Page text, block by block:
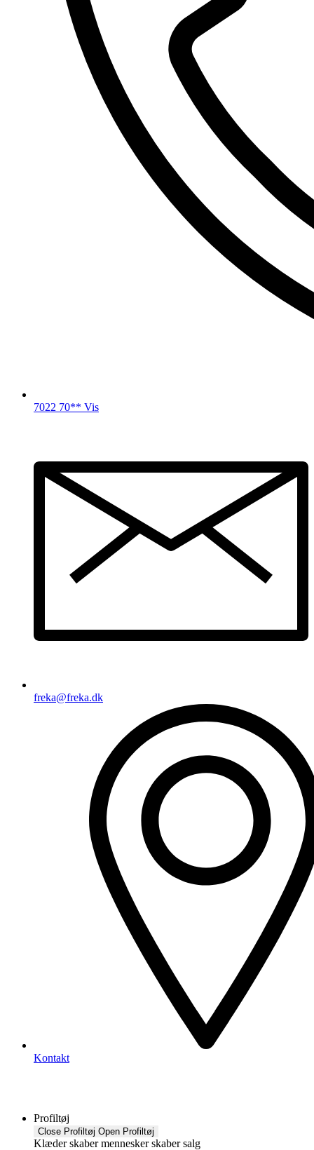
7022 70** Vis
freka@freka.dk
Kontakt
Profiltøj
Close Profiltøj Open Profiltøj
Klæder skaber mennesker skaber salg